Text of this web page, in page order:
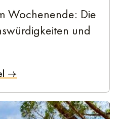
Wochenende: Die
und